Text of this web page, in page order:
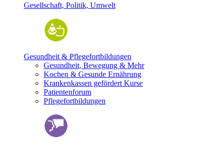
Gesellschaft, Politik, Umwelt
Gesundheit & Pflegefortbildungen
Gesundheit, Bewegung & Mehr
Kochen & Gesunde Ernährung
Krankenkassen gefördert Kurse
Patientenforum
Pflegefortbildungen